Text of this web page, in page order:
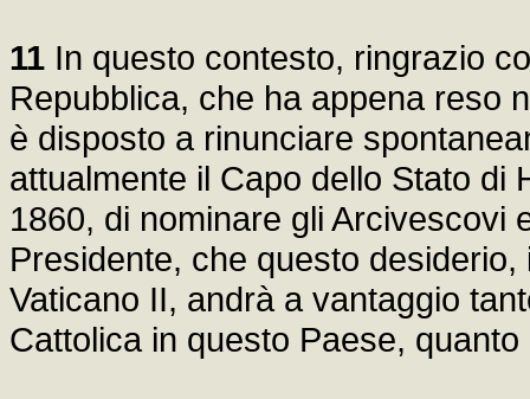
11 In questo contesto, ringrazio
Repubblica, che ha appena reso
è disposto a rinunciare
attualmente il Capo dello Stato di
1860, di nominare gli Arcivescovi
Presidente, che questo
Vaticano II, andrà a vantaggio
Cattolica in questo Paese,